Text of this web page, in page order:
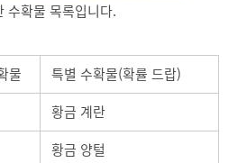
수확물 목록입니다.
물
특별 수확물(확률 드랍)
황금 계란
황금 양털